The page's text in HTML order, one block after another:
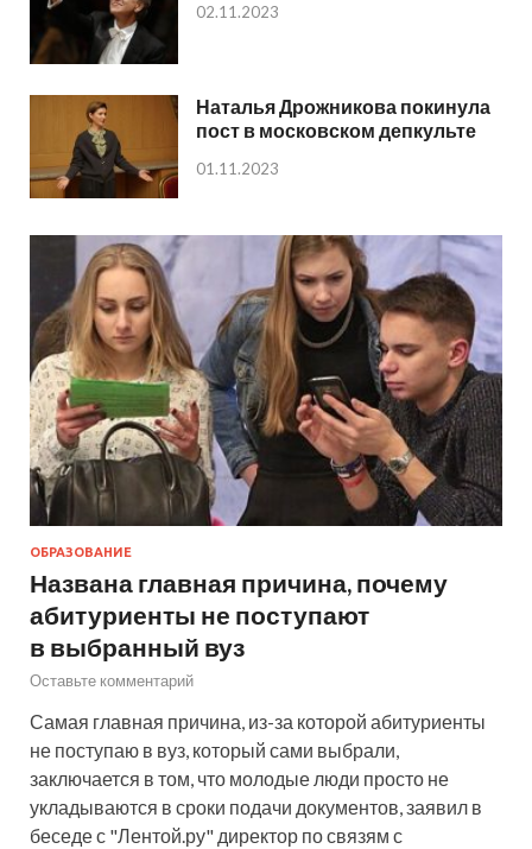
02.11.2023
Наталья Дрожникова покинула
пост в московском депкульте
01.11.2023
ОБРАЗОВАНИЕ
Названа главная причина, почему
абитуриенты не поступают
в выбранный вуз
Оставьте комментарий
Самая главная причина, из-за которой абитуриенты
не поступаю в вуз, который сами выбрали,
заключается в том, что молодые люди просто не
укладываются в сроки подачи документов, заявил в
беседе с "Лентой.ру" директор по связям с